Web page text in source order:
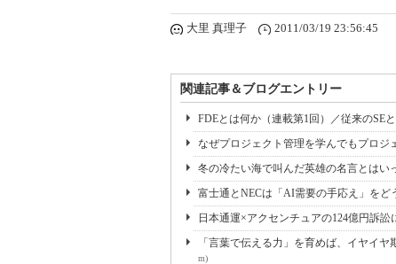
大里 真理子 2011/03/19 23:56:45
関連記事＆ブログエントリー
FDEとは何か（連載第1回）／従来のSE
なぜプロジェクト管理を学んでもプロジ
冬の冷たい海で叫んだ英雄の名言とはい
富士通とNECは「AI需要の手応え」を
日本通運×アクセンチュアの124億円訴
「言葉で伝える力」を育めば、イヤイ
m)